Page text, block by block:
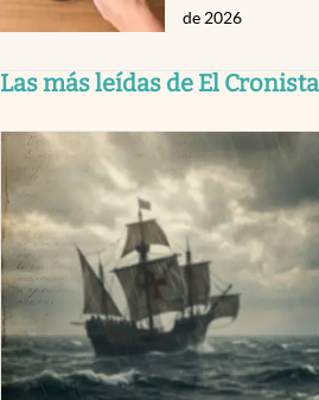
de 2026
Las más leídas de El